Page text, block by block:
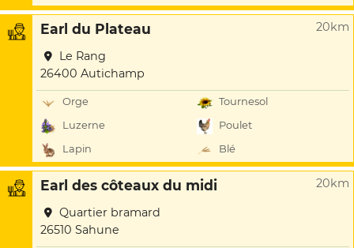
Earl du Plateau 20km
Le Rang
26400 Autichamp
Orge
Tournesol
Luzerne
Poulet
Lapin
Blé
Earl des côteaux du midi 20km
Quartier bramard
26510 Sahune